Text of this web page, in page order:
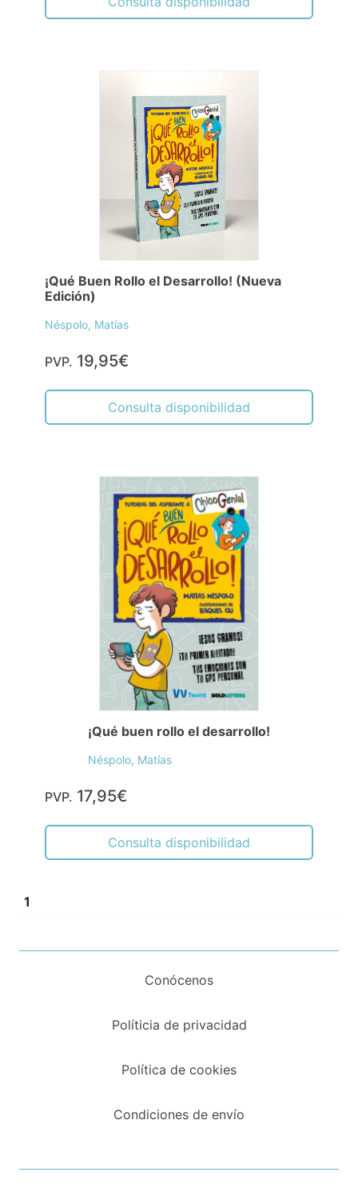
¡Qué Buen Rollo el Desarrollo! (Nueva
Edición)
Néspolo, Matías
PVP. 19,95€
Consulta disponibilidad
¡Qué buen rollo el desarrollo!
Néspolo, Matías
PVP. 17,95€
Consulta disponibilidad
1
Conócenos
Políticia de privacidad
Política de cookies
Condiciones de envío